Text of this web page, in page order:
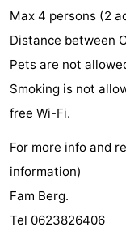
Duin
Voir
et
faire
Lieux
d'intérêt
-
Musées
-
Galeries
-
Monuments
-
Églises
-
Max 4 persons (2
Distance between
Pets are not
Smoking is not
free Wi-Fi.
For more info and
information)
Fam Berg.
Tel 0623826406